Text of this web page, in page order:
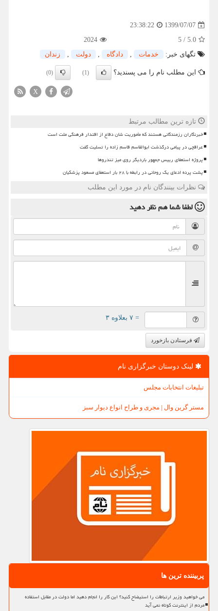
1399/07/07
23:38:22
5.0
/
5
2024
تگهای خبر:
خدمات , دادگاه , دولت , زندان
این مطلب نام را می پسندید؟ (1)
(0)
X
تازه ترین مطالب مرتبط
خبرنگاران رزمندگانی هستند که مأموریت شان دفاع از اقتدار فرهنگی ملت است
عراقچی در پیامی درگذشت ابوالقاسم قاسم زاده را تسلیت گفت
پروژه استعفای رییس جمهور باردیگر روی میز تندروها
پشت پرده ادعای یک روحانی در رابطه با ۲۸ بار استعفای مسعود پزشکیان
نظرات بینندگان نام در مورد این مطلب
لطفا شما همنظر دهید
= ۷ بعلاوه ۳
فرستادن بازخورد
لینک دوستان خبرگزاری نام
تبلیغات انتخابات مجلس
مستر گرین وال | مجری و طراح انواع دیوار سبز
پربیننده ترین ها
می خواهید وزیر ارتباطات را استیضاح کنید؟ این کار را انجام دهید اما دولت در مقابل استفاده
مردم از اینترنت کوتاه نمی آید